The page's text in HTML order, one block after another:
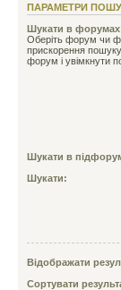
ПАРАМЕТРИ
Шукати в
Оберіть форум чи
прискорення
форум і увімкнути
Шукати в
Шукати:
Відображати
Сортувати